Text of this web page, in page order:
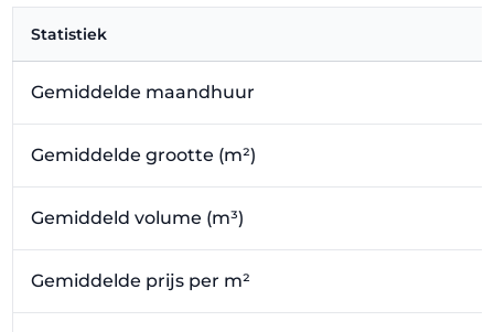
Statistiek
Gemiddelde maandhuur
Gemiddelde grootte (m²)
Gemiddeld volume (m³)
Gemiddelde prijs per m²